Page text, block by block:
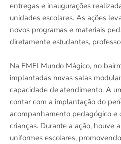
entregas e inaugurações
unidades escolares. As ações
novos programas e materiais
diretamente estudantes,
Na EMEI Mundo Mágico, no
implantadas novas salas
capacidade de atendimento. A
contar com a implantação do
acompanhamento pedagógico e
crianças. Durante a ação, houve
uniformes escolares,